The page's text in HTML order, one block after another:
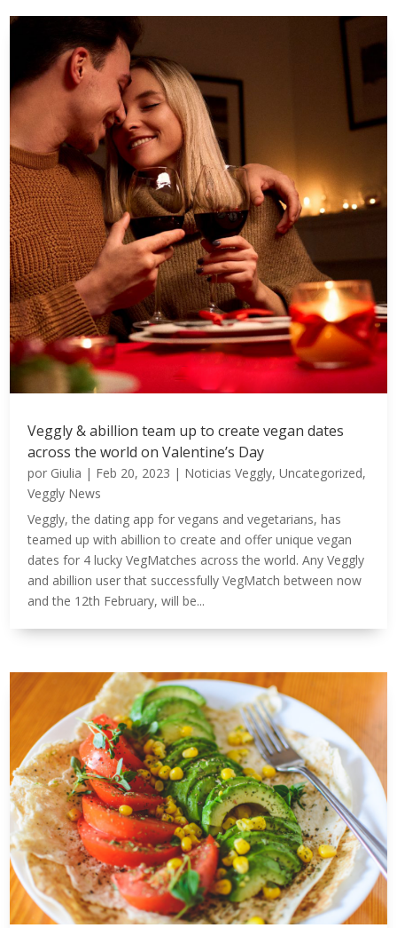
Veggly & abillion team up to create vegan dates
across the world on Valentine’s Day
por Giulia | Feb 20, 2023 | Noticias Veggly,Uncategorized,
Veggly News
Veggly, the dating app for vegans and vegetarians, has
teamed up with abillion to create and offer unique vegan
dates for 4 lucky VegMatches across the world. Any Veggly
and abillion user that successfully VegMatch between now
and the 12th February, will be...